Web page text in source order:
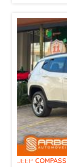
JEEP COMPASS